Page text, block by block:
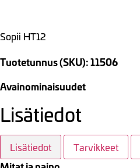
Sopii HT12
Tuotetunnus (SKU): 11506
Avainominaisuudet
Lisätiedot
Lisätiedot Tarvikkeet